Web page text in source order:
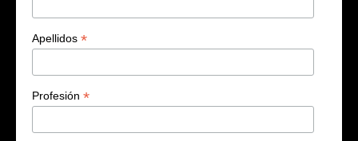
Apellidos *
Profesión *